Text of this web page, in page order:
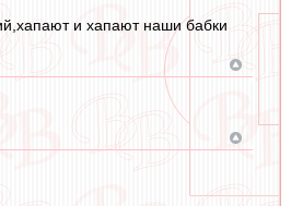
и хапают наши бабки